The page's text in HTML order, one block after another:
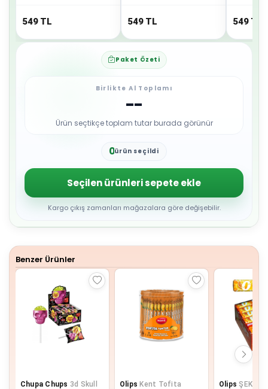
549 TL 549 TL 549 TL
Paket Özeti
Birlikte Al Toplamı
--
Ürün seçtikçe toplam tutar burada görünür
0
2
3
4
5
6
8
ürün seçildi
Seçilen ürünleri sepete ekle
Kargo çıkış zamanları mağazalara göre değişebilir.
Benzer Ürünler
Chupa Chups 3d Skull
Olips Kent Tofita
Olips ŞEKER